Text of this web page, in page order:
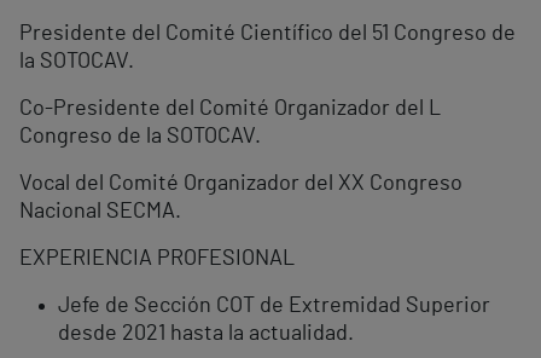
Presidente del Comité Científico del 51 Congreso de
la SOTOCAV.
Co-Presidente del Comité Organizador del L
Congreso de la SOTOCAV.
Vocal del Comité Organizador del XX Congreso
Nacional SECMA.
EXPERIENCIA PROFESIONAL
Jefe de Sección COT de Extremidad Superior
desde 2021 hasta la actualidad.